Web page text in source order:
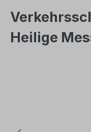
Heilige